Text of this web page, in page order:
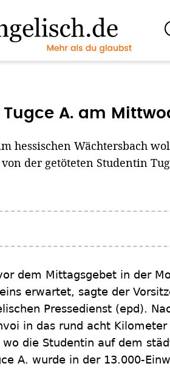
A. am
hessischen Wächtersbach
der getöteten Studentin
dem Mittagsgebet in der
erwartet, sagte der
Pressedienst (epd).
in das rund acht
die Studentin auf dem
A. wurde in der 13.000-